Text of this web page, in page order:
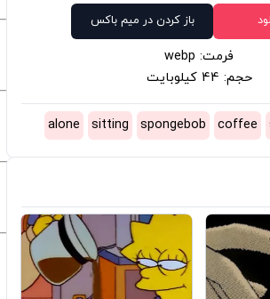
باز کردن در میم باکس
فرمت: webp
حجم: 44 کیلوبایت
coffee
spongebob
sitting
alone